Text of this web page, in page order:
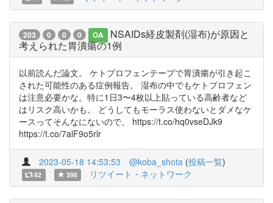
203 0 0 0 OA
NSAIDs経皮製剤(湿布)が原因と
考えられた胃潰瘍の1例
以前読んだ論文。 ケトプロフェンテープで胃潰瘍が引き起こ
された可能性のある症例報告。 湿布の中でもケトプロフェン
は注意必要かな。特に1日3〜4枚以上貼っている高齢者など
はリスク高いかも。 どうしてもモーラス使わないとダメなケ
ースってそんなにないので。 https://t.co/hq0vseDJk9
https://t.co/7alF9o5rlr
2023-05-18 14:53:53 @koba_shota (投稿一覧)
82 398 リツイート・ネットワーク